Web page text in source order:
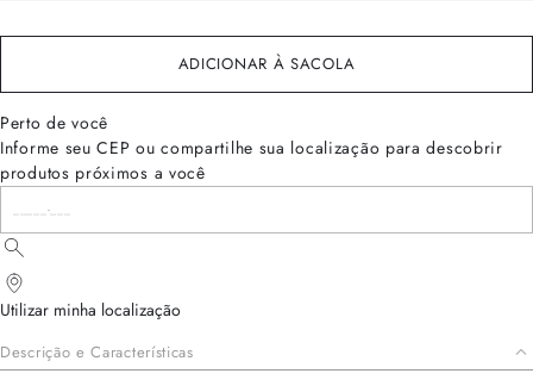
ADICIONAR À SACOLA
Perto de você
Informe seu CEP ou compartilhe sua localização para descobrir
produtos próximos a você
Utilizar minha localização
Descrição e Características